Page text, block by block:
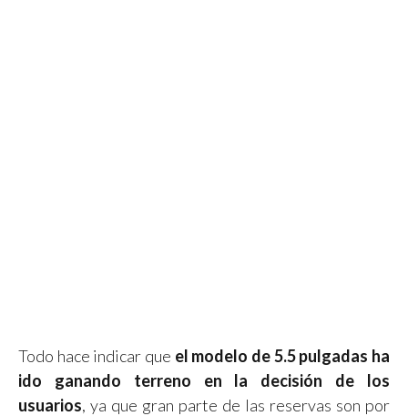
Todo hace indicar que el modelo de 5.5 pulgadas ha
ido ganando terreno en la decisión de los
usuarios, ya que gran parte de las reservas son por